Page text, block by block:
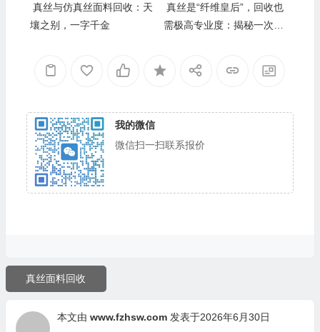
真丝与仿真丝面料回收：天
壤之别，一字千金
真丝是“纤维皇后”，回收也
需极高专业度：揭秘一次靠
我的微信
微信扫一扫联系报价
真丝面料回收
本文由 www.fzhsw.com 发表于2026年6月30日